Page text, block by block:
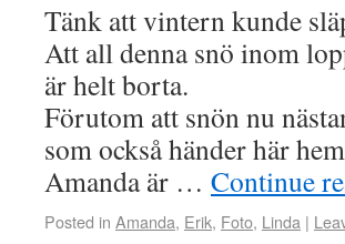
Tänk att vintern kunde
Att all denna snö inom
är helt borta.
Förutom att snön nu
som också händer här
Amanda är … Continue
Posted in Amanda, Erik, Foto, Linda |